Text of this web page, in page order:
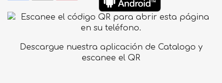
Descargue nuestra aplicación de Catalogo y
escanee el QR